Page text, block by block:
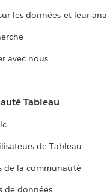
les données et leur
avec nous
Tableau
de Tableau
de la communauté
de données